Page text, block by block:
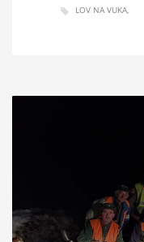
LOV NA VUKA